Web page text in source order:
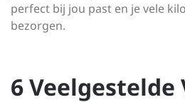
perfect bij jou past en je vele
bezorgen.
6 Veelgestelde